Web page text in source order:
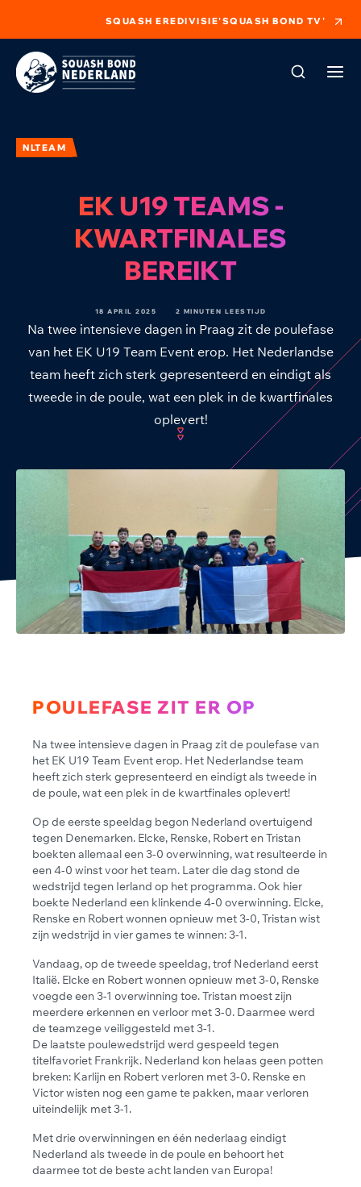
SQUASH EREDIVISIE'SQUASH BOND TV'
NLTEAM
EK U19 TEAMS -
KWARTFINALES
BEREIKT
18 APRIL 2025 2 MINUTEN LEESTIJD
Na twee intensieve dagen in Praag zit de poulefase
van het EK U19 Team Event erop. Het Nederlandse
team heeft zich sterk gepresenteerd en eindigt als
tweede in de poule, wat een plek in de kwartfinales
oplevert!
POULEFASE ZIT ER OP
Na twee intensieve dagen in Praag zit de poulefase van
het EK U19 Team Event erop. Het Nederlandse team
heeft zich sterk gepresenteerd en eindigt als tweede in
de poule, wat een plek in de kwartfinales oplevert!
Op de eerste speeldag begon Nederland overtuigend
tegen Denemarken. Elcke, Renske, Robert en Tristan
boekten allemaal een 3-0 overwinning, wat resulteerde in
een 4-0 winst voor het team. Later die dag stond de
wedstrijd tegen Ierland op het programma. Ook hier
boekte Nederland een klinkende 4-0 overwinning. Elcke,
Renske en Robert wonnen opnieuw met 3-0, Tristan wist
zijn wedstrijd in vier games te winnen: 3-1.
Vandaag, op de tweede speeldag, trof Nederland eerst
Italië. Elcke en Robert wonnen opnieuw met 3-0, Renske
voegde een 3-1 overwinning toe. Tristan moest zijn
meerdere erkennen en verloor met 3-0. Daarmee werd
de teamzege veiliggesteld met 3-1.
De laatste poulewedstrijd werd gespeeld tegen
titelfavoriet Frankrijk. Nederland kon helaas geen potten
breken: Karlijn en Robert verloren met 3-0. Renske en
Victor wisten nog een game te pakken, maar verloren
uiteindelijk met 3-1.
Met drie overwinningen en één nederlaag eindigt
Nederland als tweede in de poule en behoort het
daarmee tot de beste acht landen van Europa!